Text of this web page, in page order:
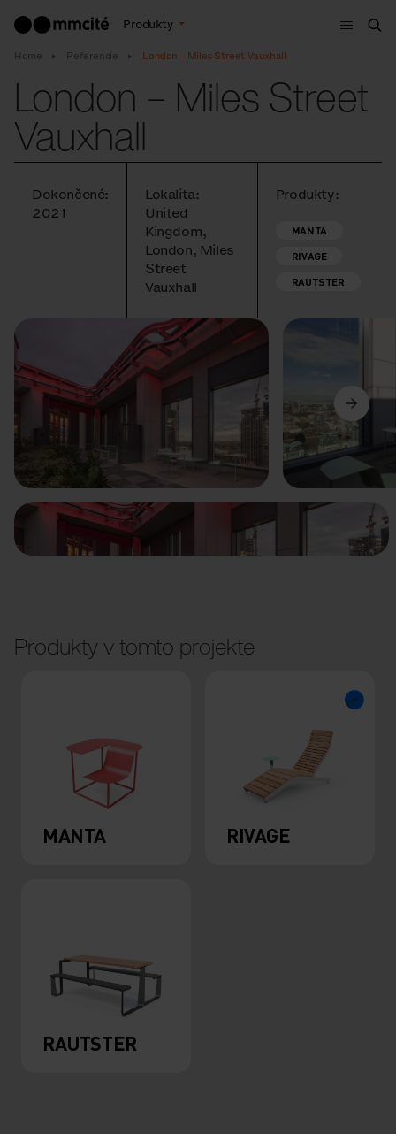
Produkty
Menu
Home Referencie London – Miles Street Vauxhall
London – Miles Street
Vauxhall
Dokončené:
2021
Lokalita:
United
Kingdom,
London, Miles
Street
Vauxhall
Produkty:
MANTA
RIVAGE
RAUTSTER
Predchádzajúci Ďalší
Produkty v tomto projekte
MANTA RIVAGE
RAUTSTER